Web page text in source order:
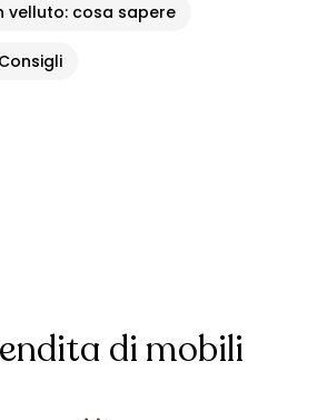
velluto: cosa sapere
di mobili